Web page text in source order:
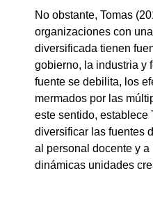
No obstante, Tomas
organizaciones con
diversificada tienen
gobierno, la industria y
fuente se debilita, los
mermados por las
este sentido, establece
diversificar las fuentes
al personal docente y
dinámicas unidades